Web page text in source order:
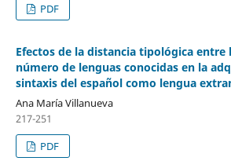
PDF
Efectos de la distancia tipológica entre
número de lenguas conocidas en la
sintaxis del español como lengua
Ana María Villanueva
217-251
PDF